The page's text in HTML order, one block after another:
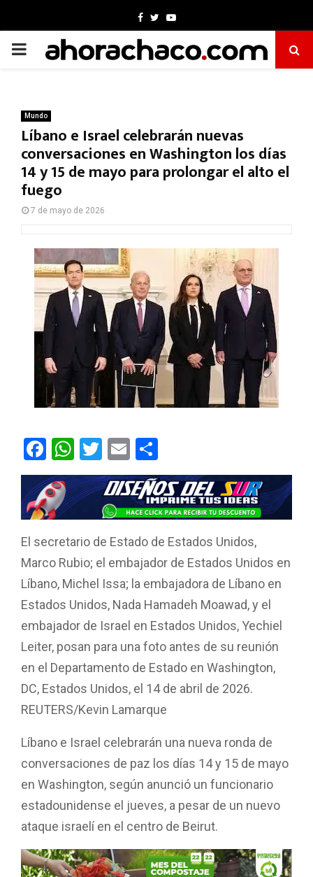
Facebook
TwitterYoutube
PRIMARY
Mundo
Líbano e Israel celebrarán nuevas
conversaciones en Washington los días
14 y 15 de mayo para prolongar el alto el
fuego
7 de mayo de 2026
F
a
ce
b
o
o
k
W
h
at
s
A
p
p
T
wi
tt
er
E
m
ail
o
m
p
ar
tir
El secretario de Estado de Estados Unidos,
Marco Rubio; el embajador de Estados Unidos en
Líbano, Michel Issa; la embajadora de Líbano en
Estados Unidos, Nada Hamadeh Moawad, y el
embajador de Israel en Estados Unidos, Yechiel
Leiter, posan para una foto antes de su reunión
en el Departamento de Estado en Washington,
DC, Estados Unidos, el 14 de abril de 2026.
REUTERS/Kevin Lamarque
Líbano e Israel celebrarán una nueva ronda de
conversaciones de paz los días 14 y 15 de mayo
en Washington, según anunció un funcionario
estadounidense el jueves, a pesar de un nuevo
ataque israelí en el centro de Beirut.